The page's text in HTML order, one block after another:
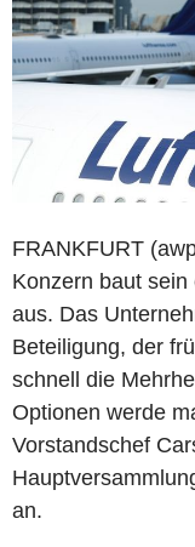
FRANKFURT
Konzern baut
aus. Das
Beteiligung, der
schnell die
Optionen werde
Vorstandschef
an.